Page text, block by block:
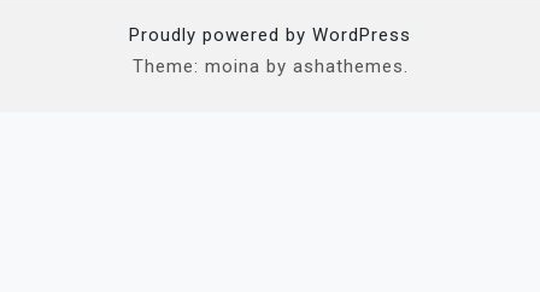
Proudly powered by WordPress
Theme: moina by ashathemes.